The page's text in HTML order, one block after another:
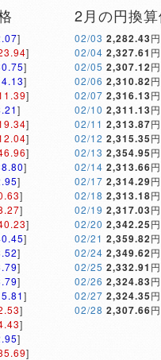
]
]
]
]
]
]
]
]
]
]
]
]
]
]
]
]
]
]
]
]
]
]
]
2月の円換
02/03 2,282.43
02/04 2,327.61
02/05 2,307.12
02/06 2,310.82
02/07 2,316.13
02/10 2,311.13
02/11 2,313.87
02/12 2,315.35
02/13 2,354.95
02/14 2,313.66
02/17 2,314.29
02/18 2,313.18
02/19 2,317.03
02/20 2,342.25
02/21 2,359.82
02/24 2,349.62
02/25 2,332.91
02/26 2,324.83
02/27 2,324.35
02/28 2,307.66